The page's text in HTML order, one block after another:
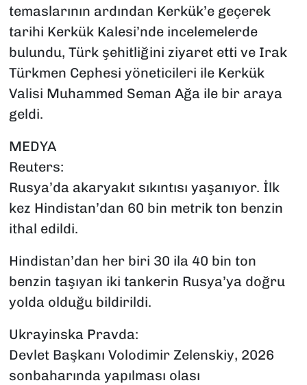
temaslarının ardından Kerkük’e geçerek
tarihi Kerkük Kalesi’nde incelemelerde
bulundu, Türk şehitliğini ziyaret etti ve Irak
Türkmen Cephesi yöneticileri ile Kerkük
Valisi Muhammed Seman Ağa ile bir araya
geldi.
MEDYA
Reuters:
Rusya’da akaryakıt sıkıntısı yaşanıyor. İlk
kez Hindistan’dan 60 bin metrik ton benzin
ithal edildi.
Hindistan’dan her biri 30 ila 40 bin ton
benzin taşıyan iki tankerin Rusya’ya doğru
yolda olduğu bildirildi.
Ukrayinska Pravda:
Devlet Başkanı Volodimir Zelenskiy, 2026
sonbaharında yapılması olası